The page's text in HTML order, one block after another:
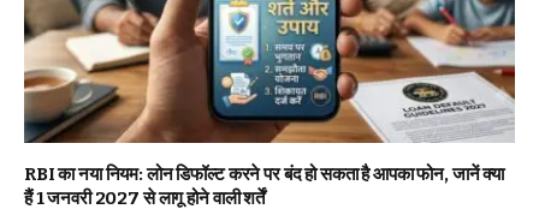
RBI का नया नियम: लोन डिफॉल्ट करने पर बंद हो सकता है आपका फोन, जानें क्या
हैं 1 जनवरी 2027 से लागू होने वाली शर्तें